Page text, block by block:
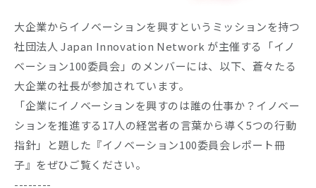
Seminar
IR
Company
Recruit
大企業からイノベーションを興すというミッションを持つ
社団法人 Japan Innovation Network が主催する「イノ
ベーション100委員会」のメンバーには、以下、蒼々たる
大企業の社長が参加されています。
「企業にイノベーションを興すのは誰の仕事か？イノベー
ションを推進する17人の経営者の言葉から導く5つの行動
指針」と題した『イノベーション100委員会レポート冊
子』をぜひご覧ください。
--------